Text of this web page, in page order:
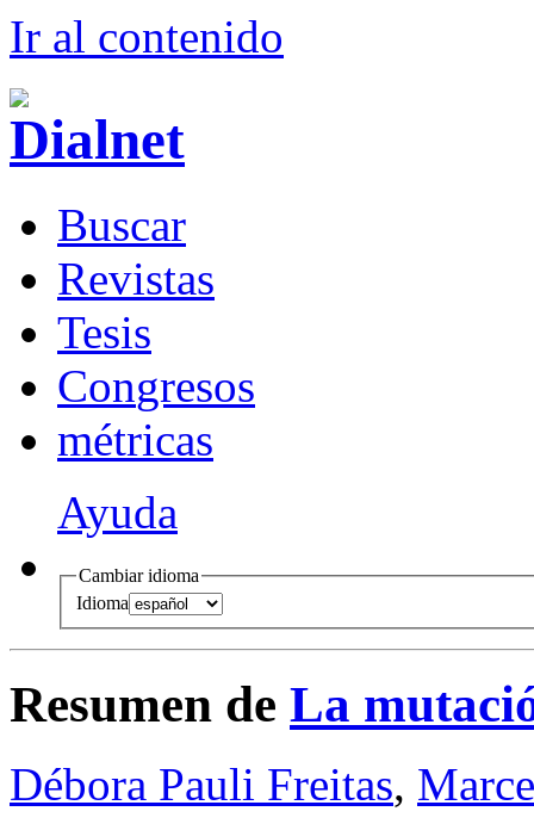
Ir al contenido
Buscar
Revistas
Tesis
Congresos
métricas
Ayuda
Cambiar idioma
Idioma
Resumen de La
Débora Pauli Freitas,